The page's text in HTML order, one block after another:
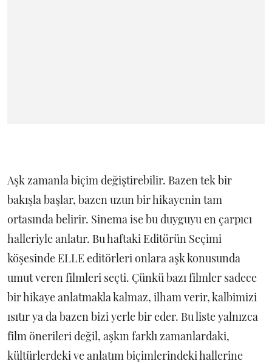
Aşk zamanla biçim değiştirebilir. Bazen tek bir
bakışla başlar, bazen uzun bir hikayenin tam
ortasında belirir. Sinema ise bu duyguyu en çarpıcı
halleriyle anlatır. Bu haftaki Editörün Seçimi
köşesinde ELLE editörleri onlara aşk konusunda
umut veren filmleri seçti. Çünkü bazı filmler sadece
bir hikaye anlatmakla kalmaz, ilham verir, kalbimizi
ısıtır ya da bazen bizi yerle bir eder. Bu liste yalnızca
film önerileri değil, aşkın farklı zamanlardaki,
kültürlerdeki ve anlatım biçimlerindeki hallerine